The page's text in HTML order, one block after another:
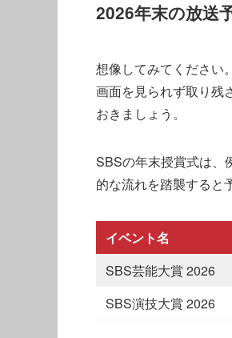
2026年末の放送
想像してみてください
画面を見られず取り
おきましょう。
SBSの年末授賞式は、
的な流れを踏襲すると
イベント名
SBS芸能大賞 2026
SBS演技大賞 2026